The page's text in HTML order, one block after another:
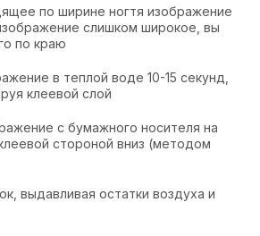
по ширине ногтя изображение
слишком широкое, вы
по краю
в теплой воде 10-15 секунд,
клеевой слой
с бумажного носителя на
стороной вниз (методом
выдавливая остатки воздуха и